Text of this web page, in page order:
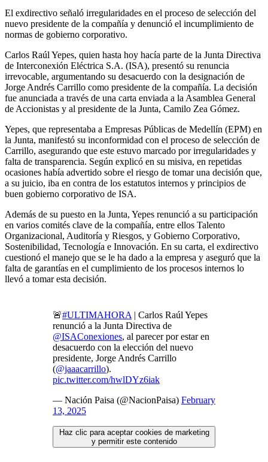
El exdirectivo señaló irregularidades en el proceso de selección del
nuevo presidente de la compañía y denunció el incumplimiento de
normas de gobierno corporativo.
Carlos Raúl Yepes, quien hasta hoy hacía parte de la Junta Directiva
de Interconexión Eléctrica S.A. (ISA), presentó su renuncia
irrevocable, argumentando su desacuerdo con la designación de
Jorge Andrés Carrillo como presidente de la compañía. La decisión
fue anunciada a través de una carta enviada a la Asamblea General
de Accionistas y al presidente de la Junta, Camilo Zea Gómez.
Yepes, que representaba a Empresas Públicas de Medellín (EPM) en
la Junta, manifestó su inconformidad con el proceso de selección de
Carrillo, asegurando que este estuvo marcado por irregularidades y
falta de transparencia. Según explicó en su misiva, en repetidas
ocasiones había advertido sobre el riesgo de tomar una decisión que,
a su juicio, iba en contra de los estatutos internos y principios de
buen gobierno corporativo de ISA.
Además de su puesto en la Junta, Yepes renunció a su participación
en varios comités clave de la compañía, entre ellos Talento
Organizacional, Auditoría y Riesgos, y Gobierno Corporativo,
Sostenibilidad, Tecnología e Innovación. En su carta, el exdirectivo
cuestionó el manejo que se le ha dado a la empresa y aseguró que la
falta de garantías en el cumplimiento de los procesos internos lo
llevó a tomar esta decisión.
🚨#ULTIMAHORA | Carlos Raúl Yepes
renunció a la Junta Directiva de
@ISAConexiones, al parecer por estar en
desacuerdo con la elección del nuevo
presidente, Jorge Andrés Carrillo
(@jaaacarrillo).
pic.twitter.com/hwlDYz6iak
— Nación Paisa (@NacionPaisa) February
13, 2025
Haz clic para aceptar cookies de marketing
y permitir este contenido